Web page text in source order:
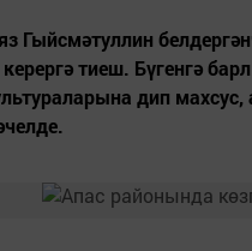
Гыйсмәтуллин
тиеш. Бүгенгә
дип махсус,